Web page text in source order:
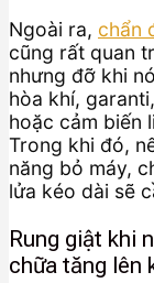
Ngoài ra, chẩn
cũng rất quan
nhưng đỡ khi
hòa khí,
hoặc cảm biến
Trong khi đó,
năng bỏ máy,
lửa kéo dài sẽ
Rung giật khi
chữa tăng lên